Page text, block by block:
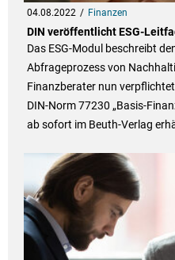
04.08.2022 Finanzen
DIN veröffentlicht ESG-
Das ESG-Modul beschreibt
Abfrageprozess von
Finanzberater nun
DIN-Norm 77230 „Basis-
ab sofort im Beuth-Verlag